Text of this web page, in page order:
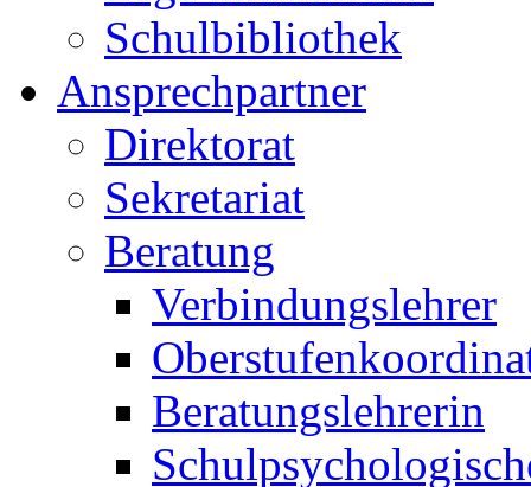
Schulbibliothek
Ansprechpartner
Direktorat
Sekretariat
Beratung
Verbindungslehrer
Beratungslehrerin